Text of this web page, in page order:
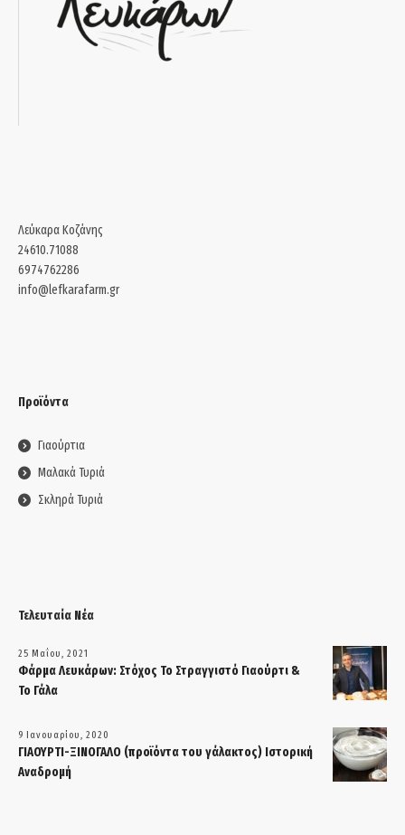
Λεύκαρα Κοζάνης
24610.71088
6974762286
info@lefkarafarm.gr
Προϊόντα
Γιαούρτια
Μαλακά Τυριά
Σκληρά Τυριά
Τελευταία Νέα
25 Μαΐου, 2021
Φάρμα Λευκάρων: Στόχος Το Στραγγιστό Γιαούρτι &
Το Γάλα
9 Ιανουαρίου, 2020
ΓΙΑΟΥΡΤΙ-ΞΙΝΟΓΑΛΟ (προϊόντα του γάλακτος) Ιστορική
Αναδρομή